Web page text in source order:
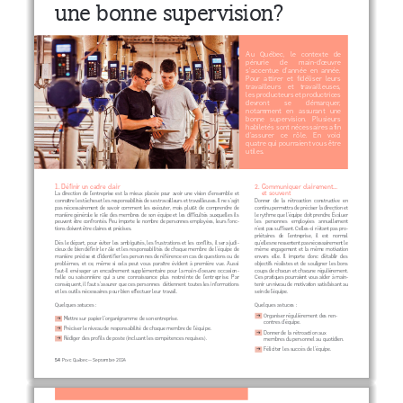
54
  Porc Québec — Septembre 2024
1. Définir un cadre clair
La direction de l’entreprise est la mieux placée pour avoir une vision d’ensemble et
connaître les tâches et les responsabilités de ses travailleurs et travailleuses. Il ne s’agit
pas nécessairement de savoir comment les exécuter, mais plutôt de comprendre de
manière générale le rôle des membres de son équipe et les difficultés auxquelles ils
peuvent être confrontés. Peu importe le nombre de personnes employées, leurs fonc-
tions doivent être claires et précises.
Dès le départ, pour éviter les ambiguïtés, les frustrations et les conflits, il sera judi-
cieux de bien définir le rôle et les responsabilités de chaque membre de l’équipe de
manière précise et d’identifier les personnes de référence en cas de questions ou de
problèmes, et ce, même si cela peut vous paraître évident à première vue. Aussi
faut-il envisager un encadrement supplémentaire pour la main-d’oeuvre occasion-
nelle ou saisonnière qui a une connaissance plus restreinte de l’entreprise. Par
conséquent, il faut s’assurer que ces personnes  détiennent toutes les informations
et les outils nécessaires pour bien effectuer leur travail.
Quelques astuces :
→ Mettre sur papier l’organigramme de son entreprise.
→ Préciser le niveau de responsabilité de chaque membre de l’équipe.
→ Rédiger des profils de poste (incluant les compétences requises).
une bonne supervision?
Au Québec, le contexte de
pénurie de main-d’œuvre
s’accentue d’année en année.
Pour attirer et fidéliser leurs
travailleurs et travailleuses,
les producteurs et productrices
devront se démarquer,
notamment en assurant une
bonne supervision. Plusieurs
habiletés sont nécessaires afin
d’assurer ce rôle. En voici
quatre qui pourraient vous être
utiles.
2. Communiquer clairement...
et souvent
Donner de la rétroaction constructive en
continu permettra de préciser la direction et
le rythme que l’équipe doit prendre. Évaluer
les personnes employées annuellement
n’est pas suffisant. Celles-ci n’étant pas pro-
priétaires de l’entreprise, il est normal
qu’elles ne ressentent pas nécessairement le
même engagement et la même motivation
envers elle. Il importe donc d’établir des
objectifs réalistes et de souligner les bons
coups de chacun et chacune régulièrement.
Ces pratiques pourraient vous aider à main-
tenir un niveau de motivation satisfaisant au
sein de l’équipe.
Quelques astuces :
→ Organiser régulièrement des ren-
contres d’équipe.
→ Donner de la rétroaction aux
membres du personnel au quotidien.
→ Féliciter les succès de l’équipe.